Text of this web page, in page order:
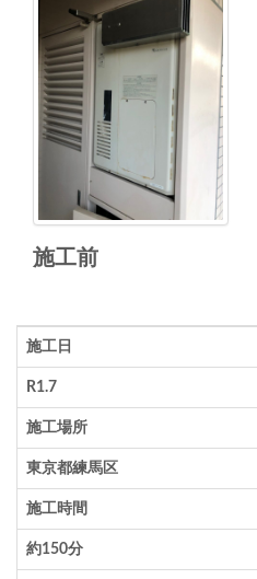
施工前
施工日
R1.7
施工場所
東京都練馬区
施工時間
約150分